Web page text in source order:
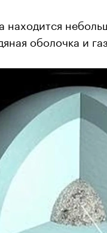
находится
оболочка и